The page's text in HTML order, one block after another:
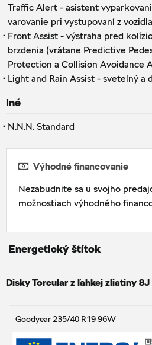
Traffic Alert - asistent
varovanie pri vystupovaní z
· Front Assist - výstraha pred
brzdenia (vrátane Predictive
Protection a Collision Avoidance
· Light and Rain Assist - svetelný a
Iné
· N.N.N. Standard
Výhodné financovanie
Nezabudnite sa u svojho
možnostiach výhodného
Energetický štítok
Disky Torcular z ľahkej zliatiny
Goodyear 235/40 R19 96W